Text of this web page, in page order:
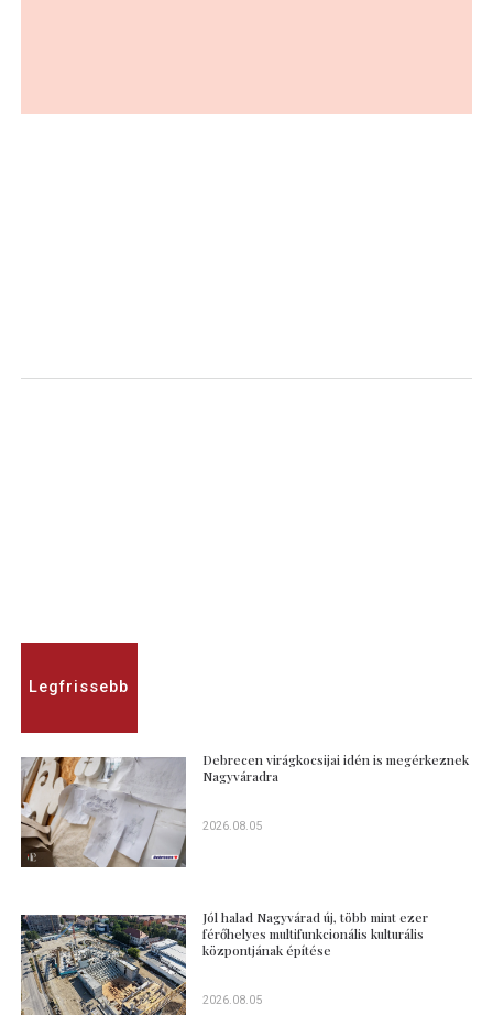
Legfrissebb
Debrecen virágkocsijai idén is megérkeznek
Nagyváradra
2026.08.05
Jól halad Nagyvárad új, több mint ezer
férőhelyes multifunkcionális kulturális
központjának építése
2026.08.05